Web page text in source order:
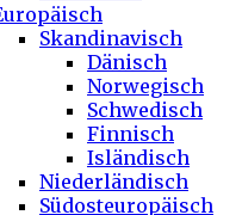
Skandinavisch
Dänisch
Norwegisch
Schwedisch
Finnisch
Isländisch
Niederländisch
Südosteuropäisch